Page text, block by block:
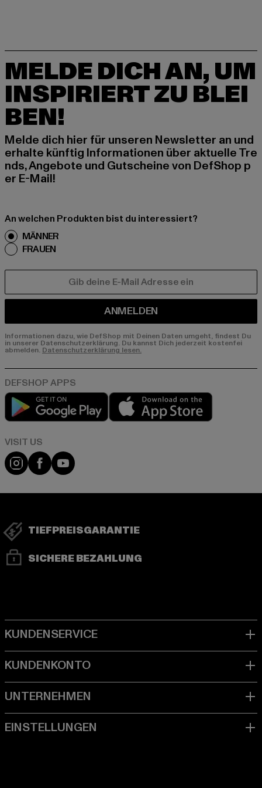
MELDE DICH AN, UM
INSPIRIERT ZU BLEI
BEN!
Melde dich hier für unseren Newsletter an und
erhalte künftig Informationen über aktuelle Tre
nds, Angebote und Gutscheine von DefShop p
er E-Mail!
An welchen Produkten bist du interessiert?
MÄNNER
FRAUEN
ANMELDEN
Informationen dazu, wie DefShop mit Deinen Daten umgeht, findest Du
in unserer Datenschutzerklärung. Du kannst Dich jederzeit kostenfei
abmelden. Datenschutzerklärung lesen.
Play market
Visit our Instagram page:
Visit our Facebook page:
Visit our YouTube channel:
TIEFPREISGARANTIE
SICHERE BEZAHLUNG